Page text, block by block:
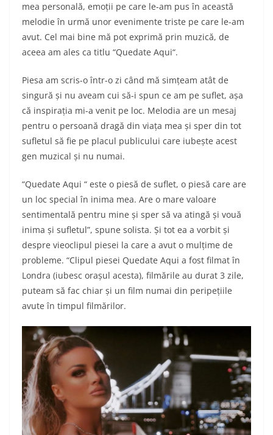
mea personală, emoții pe care le-am pus în această
melodie în urmă unor evenimente triste pe care le-am
avut. Cel mai bine mă pot exprimă prin muzică, de
aceea am ales ca titlu “Quedate Aqui“.
Piesa am scris-o într-o zi când mă simțeam atât de
singură și nu aveam cui să-i spun ce am pe suflet, așa
că inspirația mi-a venit pe loc. Melodia are un mesaj
pentru o persoană dragă din viața mea și sper din tot
sufletul să fie pe placul publicului care iubește acest
gen muzical și nu numai.
“Quedate Aqui “ este o piesă de suflet, o piesă care are
un loc special în inima mea. Are o mare valoare
sentimentală pentru mine și sper să va atingă și vouă
inima și sufletul”, spune solista. Și tot ea a vorbit și
despre vieoclipul piesei la care a avut o mulțime de
probleme. “Clipul piesei Quedate Aqui a fost filmat în
Londra (iubesc orașul acesta), filmările au durat 3 zile,
puteam să fac chiar și un film numai din peripețiile
avute în timpul filmărilor.